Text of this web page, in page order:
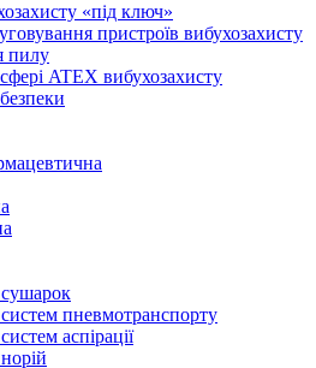
«під ключ»
пристроїв вибухозахисту
пилу
ATEX вибухозахисту
пневмотранспорту
аспірації